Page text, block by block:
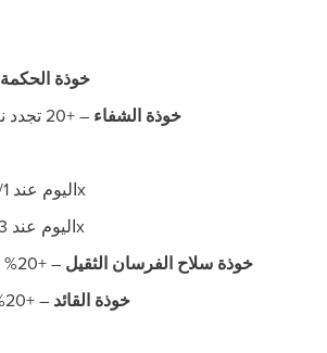
خوذة الحكمة
خوذة الشفاء – +20 تجدد نقاط الصحة/يوم
+1600 CP/اليوم عند 1x
+800 CP/اليوم عند 3x
خوذة سلاح الفرسان الثقيل – +20% تدريب الفرسان
خوذة القائد – +20% تدريب المشاة